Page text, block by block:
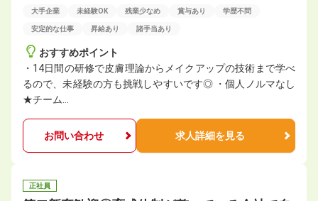
大手企業 未経験OK 残業少なめ 賞与あり 学歴不問
安定的な仕事 昇給あり 諸手当あり
おすすめポイント
・14日間の研修で皮膚理論からメイクアップの技術まで学べ
るので、未経験の方も挑戦しやすいです◎ ・個人ノルマなし
★チーム…
お問い合わせ 求人詳細を見る
正社員